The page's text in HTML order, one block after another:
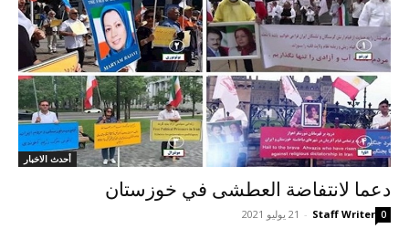
أحدث الاخبار
دعما لانتفاضة العطشى في خوزستان
Staff Writer
- 21 يوليو 2021 0